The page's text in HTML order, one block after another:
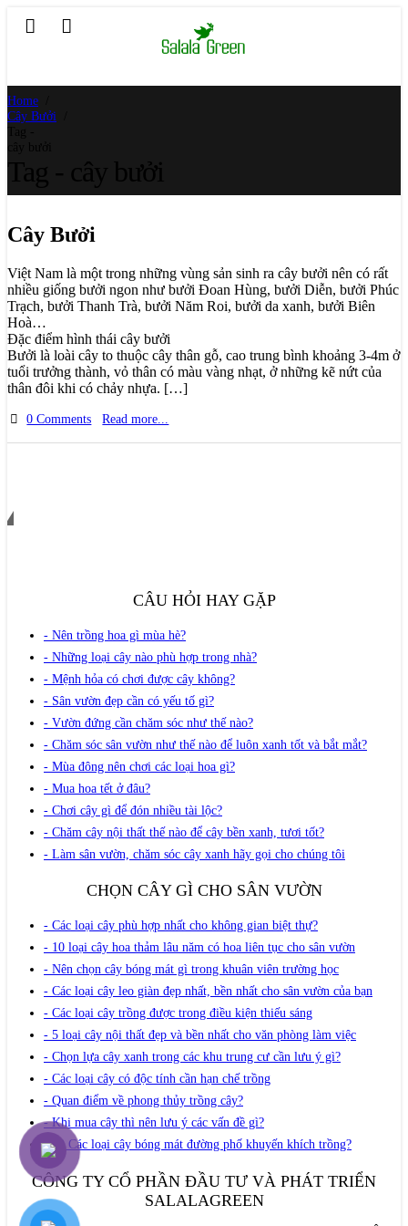
Home
Cây Bưởi
Cây Bưởi
Việt Nam là một trong những vùng sản sinh ra cây bưởi nên có rất
nhiều giống bưởi ngon như bưởi Đoan Hùng, bưởi Diễn, bưởi Phúc
Trạch, bưởi Thanh Trà, bưởi Năm Roi, bưởi da xanh, bưởi Biên
Hoà…
Đặc điểm hình thái cây bưởi
Bưởi là loài cây to thuộc cây thân gỗ, cao trung bình khoảng 3-4m ở
tuổi trưởng thành, vỏ thân có màu vàng nhạt, ở những kẽ nứt của
thân đôi khi có chảy nhựa. […]
0 Comments Read more...
CÂU HỎI HAY GẶP
- Nên trồng hoa gì mùa hè?
- Những loại cây nào phù hợp trong nhà?
- Mệnh hỏa có chơi được cây không?
- Sân vườn đẹp cần có yếu tố gì?
- Vườn đứng cần chăm sóc như thế nào?
- Chăm sóc sân vườn như thế nào để luôn xanh tốt và bắt mắt?
- Mùa đông nên chơi các loại hoa gì?
- Mua hoa tết ở đâu?
- Chơi cây gì để đón nhiều tài lộc?
- Chăm cây nội thất thế nào để cây bền xanh, tươi tốt?
- Làm sân vườn, chăm sóc cây xanh hãy gọi cho chúng tôi
CHỌN CÂY GÌ CHO SÂN VƯỜN
- Các loại cây phù hợp nhất cho không gian biệt thự?
- 10 loại cây hoa thảm lâu năm có hoa liên tục cho sân vườn
- Nên chọn cây bóng mát gì trong khuân viên trường học
- Các loại cây leo giàn đẹp nhất, bền nhất cho sân vườn của bạn
- Các loại cây trồng được trong điều kiện thiếu sáng
- 5 loại cây nội thất đẹp và bền nhất cho văn phòng làm việc
- Chọn lựa cây xanh trong các khu trung cư cần lưu ý gì?
- Các loại cây có độc tính cần hạn chế trồng
- Quan điểm về phong thủy trồng cây?
- Khi mua cây thì nên lưu ý các vấn đề gì?
- 10 Các loại cây bóng mát đường phố khuyến khích trồng?
CÔNG TY CỔ PHẦN ĐẦU TƯ VÀ PHÁT TRIỂN
SALALAGREEN